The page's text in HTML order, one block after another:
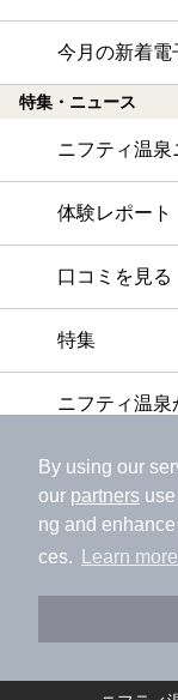
By using our
our partners
ng and
ces.
Learn more
今月の新着電
特集・ニュース
ニフティ温泉
体験レポート
口コミを見る
特集
ニフティ温
年間温泉ラン
月間温泉ラン